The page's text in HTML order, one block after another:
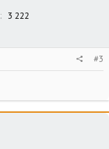
3 222
#3